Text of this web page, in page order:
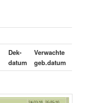
Dek-
datum
Verwachte
geb.datum